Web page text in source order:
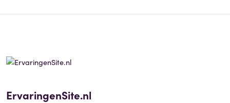
ErvaringenSite.nl